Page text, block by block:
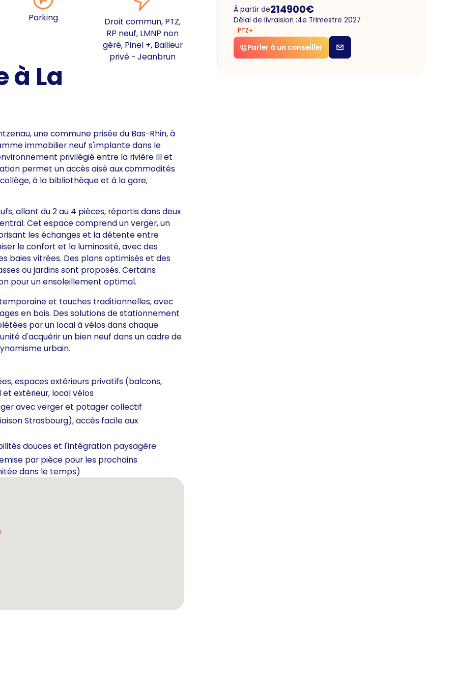
Parking
Droit commun, PTZ,
RP neuf, LMNP non
géré, Pinel +, Bailleur
privé - Jeanbrun
à La
une commune prisée du Bas-Rhin, à
immobilier neuf s'implante dans le
privilégié entre la rivière Ill et
permet un accès aisé aux commodités
à la bibliothèque et à la gare,
allant du 2 au 4 pièces, répartis dans deux
Cet espace comprend un verger, un
les échanges et la détente entre
le confort et la luminosité, avec des
baies vitrées. Des plans optimisés et des
ou jardins sont proposés. Certains
pour un ensoleillement optimal.
et touches traditionnelles, avec
en bois. Des solutions de stationnement
par un local à vélos dans chaque
d'acquérir un bien neuf dans un cadre de
urbain.
espaces extérieurs privatifs (balcons,
extérieur, local vélos
avec verger et potager collectif
Strasbourg), accès facile aux
douces et l'intégration paysagère
par pièce pour les prochains
dans le temps)
À partir de214900€
Délai de livraision :4e Trimestre 2027
PTZ+
Parler à un conseiller